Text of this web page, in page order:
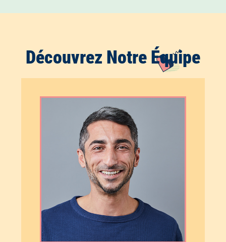
Découvrez Notre Équipe